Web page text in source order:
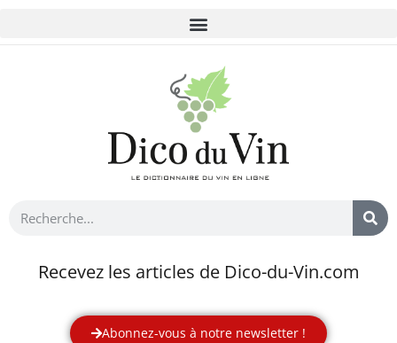
Recevez les articles de Dico-du-Vin.com
Abonnez-vous à notre newsletter !